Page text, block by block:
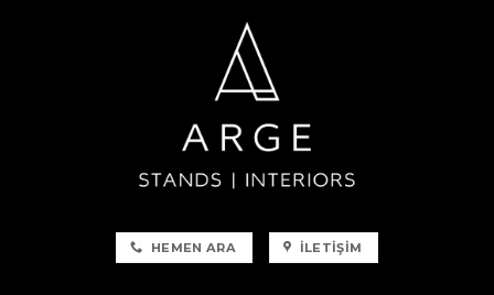
HEMEN ARA İLETIŞIM